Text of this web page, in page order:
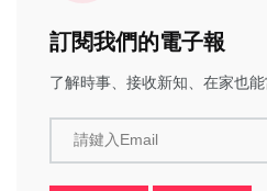
訂閱我們的電子報
了解時事、接收新知、在家也能
請鍵入Email